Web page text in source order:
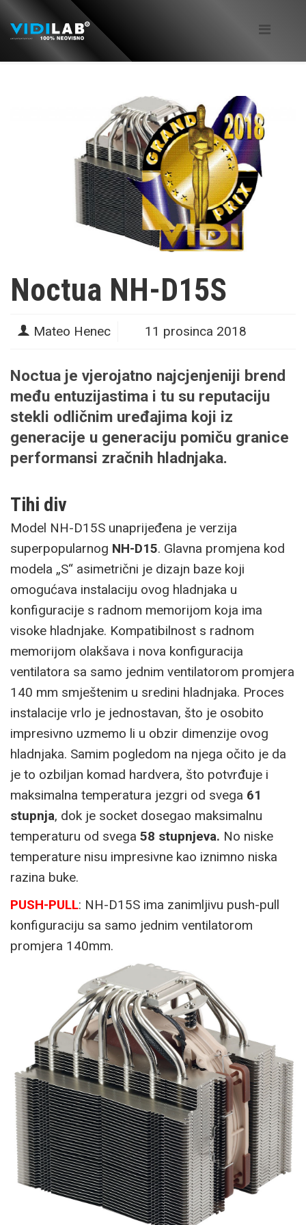
Noctua NH-D15S
Mateo Henec 11 prosinca 2018
Noctua je vjerojatno najcjenjeniji brend
među entuzijastima i tu su reputaciju
stekli odličnim uređajima koji iz
generacije u generaciju pomiču granice
performansi zračnih hladnjaka.
Tihi div
Model NH-D15S unaprijeđena je verzija
superpopularnog NH-D15. Glavna promjena kod
modela „S“ asimetrični je dizajn baze koji
omogućava instalaciju ovog hladnjaka u
konfiguracije s radnom memorijom koja ima
visoke hladnjake. Kompatibilnost s radnom
memorijom olakšava i nova konfiguracija
ventilatora sa samo jednim ventilatorom promjera
140 mm smještenim u sredini hladnjaka. Proces
instalacije vrlo je jednostavan, što je osobito
impresivno uzmemo li u obzir dimenzije ovog
hladnjaka. Samim pogledom na njega očito je da
je to ozbiljan komad hardvera, što potvrđuje i
maksimalna temperatura jezgri od svega 61
stupnja, dok je socket dosegao maksimalnu
temperaturu od svega 58 stupnjeva. No niske
temperature nisu impresivne kao iznimno niska
razina buke.
PUSH-PULL: NH-D15S ima zanimljivu push-pull
konfiguraciju sa samo jednim ventilatorom
promjera 140mm.